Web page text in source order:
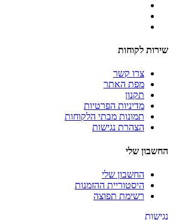
שירות לקוחות
צרו קשר
מפת האתר
תקנון
מדיניות הפרטיות
תמונות מבתי הלקוחות
הצהרת נגישות
החשבון שלי
החשבון שלי
היסטוריית ההזמנות
רשימת תפוצה
נגישות